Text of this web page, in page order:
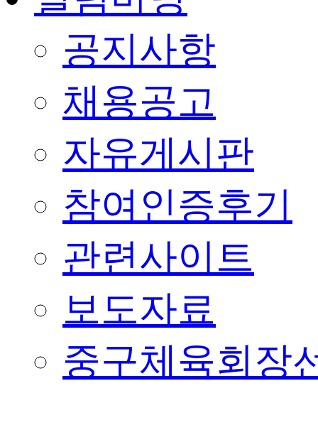
공지사항
채용공고
자유게시판
참여인증후기
관련사이트
보도자료
중구체육회장